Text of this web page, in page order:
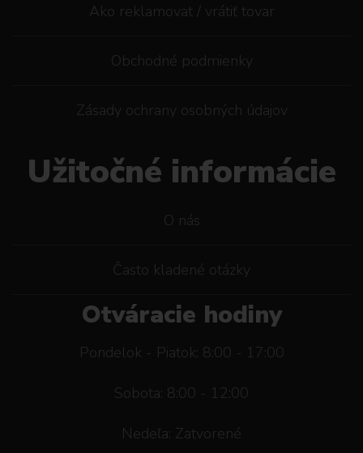
Ako reklamovat / vrátiť tovar
Obchodné podmienky
Zásady ochrany osobných údajov
Užitočné informácie
O nás
Často kladené otázky
Otváracie hodiny
Pondelok - Piatok: 8:00 - 17:00
Sobota: 8:00 - 12:00
Nedeľa: Zatvorené